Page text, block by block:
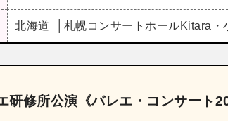
北海道 札幌コンサートホールKitara・
研修所公演《バレエ・コンサート